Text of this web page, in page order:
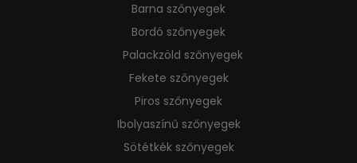
Barna szőnyegek
Bordó szőnyegek
Palackzöld szőnyegek
Fekete szőnyegek
Piros szőnyegek
Ibolyaszínű szőnyegek
Sötétkék szőnyegek